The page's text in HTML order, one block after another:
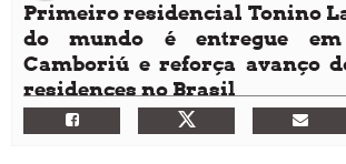
Primeiro residencial Tonino
do mundo é entregue em
Camboriú e reforça avanço
residences no Brasil
Projeto marca entrada definitiva da
mercado imobiliário residencial e